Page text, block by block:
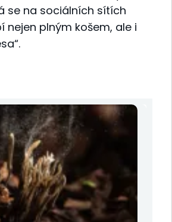
se na sociálních sítích
nejen plným košem, ale i